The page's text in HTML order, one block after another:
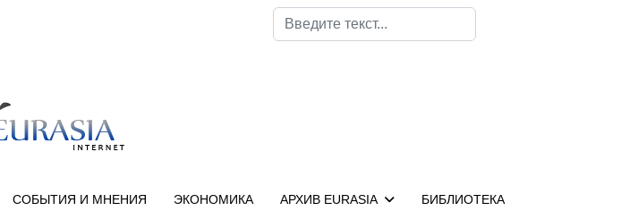
Поиск
СОБЫТИЯ И МНЕНИЯ ЭКОНОМИКА АРХИВ EURASIA БИБЛИОТЕКА